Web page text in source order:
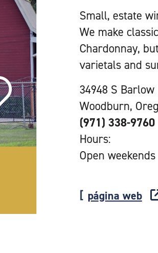
Small, estate
We make
Chardonnay,
varietals and
34948 S Barlow
Woodburn,
(971) 338-9760
Hours:
Open weekends
página web